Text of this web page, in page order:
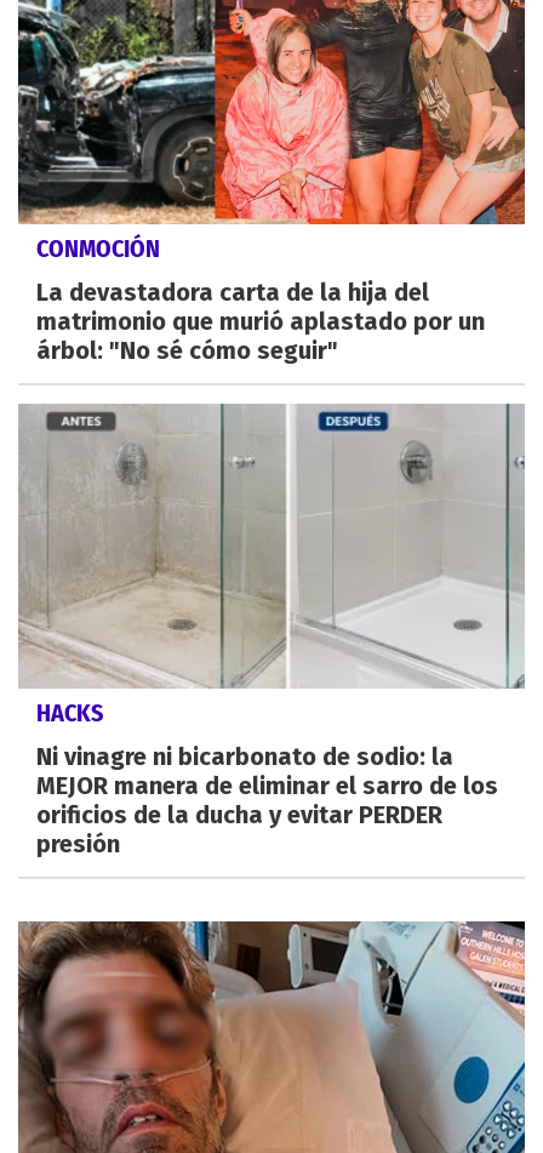
CONMOCIÓN
La devastadora carta de la hija del
matrimonio que murió aplastado por un
árbol: "No sé cómo seguir"
HACKS
Ni vinagre ni bicarbonato de sodio: la
MEJOR manera de eliminar el sarro de los
orificios de la ducha y evitar PERDER
presión